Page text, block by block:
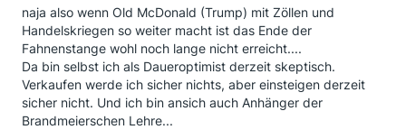
naja also wenn Old McDonald (Trump) mit Zöllen und
Handelskriegen so weiter macht ist das Ende der
Fahnenstange wohl noch lange nicht erreicht....
Da bin selbst ich als Daueroptimist derzeit skeptisch.
Verkaufen werde ich sicher nichts, aber einsteigen derzeit
sicher nicht. Und ich bin ansich auch Anhänger der
Brandmeierschen Lehre...